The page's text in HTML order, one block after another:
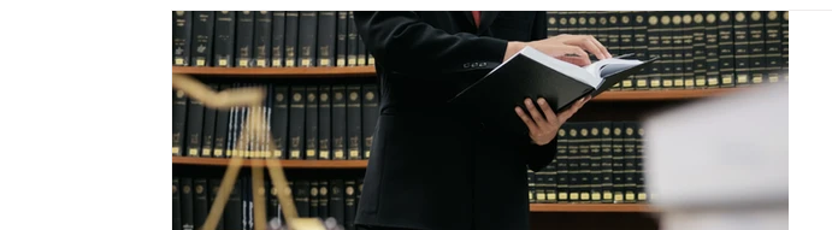
Inteligencia Artificial Cultura Digital Comunicación y Sociedad Marketing digital
Ética de la Comunicación Investigación CICA/Sintaxis